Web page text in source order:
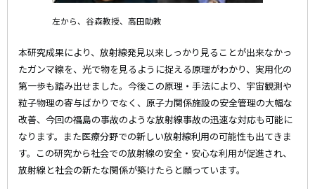
左から、谷森教授、高田助教
本研究成果により、放射線発見以来しっかり見ることが出来なかっ
たガンマ線を、光で物を見るように捉える原理がわかり、実用化の
第一歩も踏み出せました。今後この原理・手法により、宇宙観測や
粒子物理の寄与ばかりでなく、原子力関係施設の安全管理の大幅な
改善、今回の福島の事故のような放射線事故の迅速な対応も可能に
なります。また医療分野での新しい放射線利用の可能性も出てきま
す。この研究から社会での放射線の安全・安心な利用が促進され、
放射線と社会の新たな関係が築けたらと願っています。